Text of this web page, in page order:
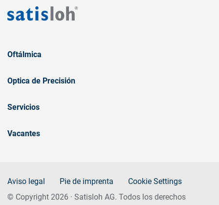
Oftálmica
Optica de Precisión
Servicios
Vacantes
Aviso legal Pie de imprenta
Cookie Settings
© Copyright 2026 · Satisloh AG. Todos los derechos